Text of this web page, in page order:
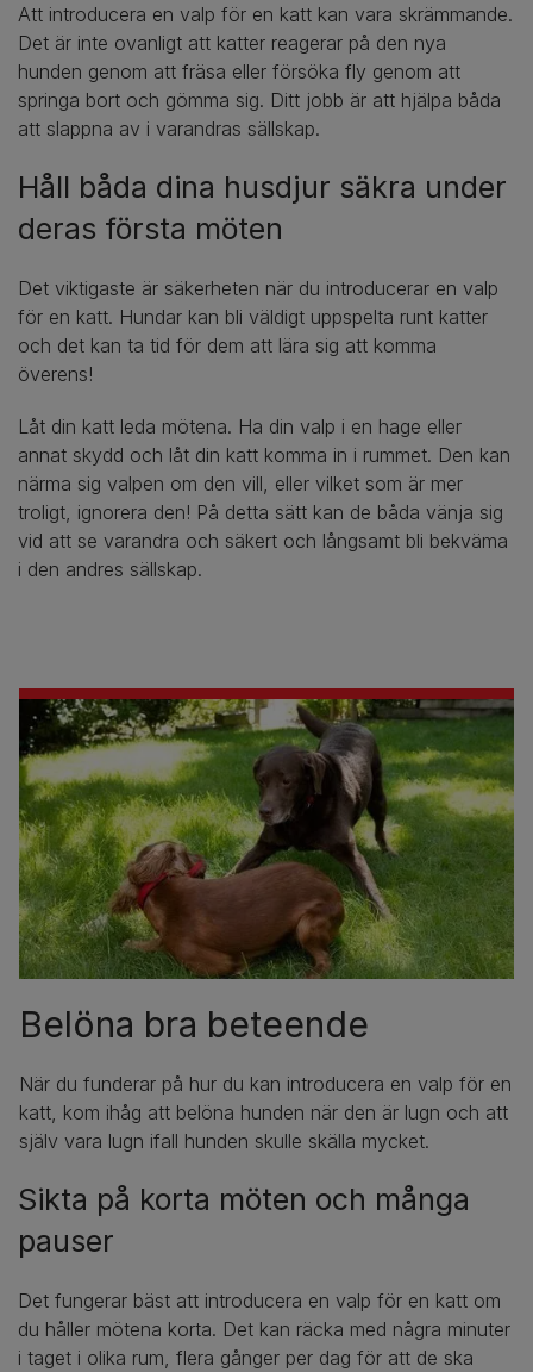
Att introducera en valp för en katt kan vara skrämmande.
Det är inte ovanligt att katter reagerar på den nya
hunden genom att fräsa eller försöka fly genom att
springa bort och gömma sig. Ditt jobb är att hjälpa båda
att slappna av i varandras sällskap.
Håll båda dina husdjur säkra under
deras första möten
Det viktigaste är säkerheten när du introducerar en valp
för en katt. Hundar kan bli väldigt uppspelta runt katter
och det kan ta tid för dem att lära sig att komma
överens!
Låt din katt leda mötena. Ha din valp i en hage eller
annat skydd och låt din katt komma in i rummet. Den kan
närma sig valpen om den vill, eller vilket som är mer
troligt, ignorera den! På detta sätt kan de båda vänja sig
vid att se varandra och säkert och långsamt bli bekväma
i den andres sällskap.
Belöna bra beteende
När du funderar på hur du kan introducera en valp för en
katt, kom ihåg att belöna hunden när den är lugn och att
själv vara lugn ifall hunden skulle skälla mycket.
Sikta på korta möten och många
pauser
Det fungerar bäst att introducera en valp för en katt om
du håller mötena korta. Det kan räcka med några minuter
i taget i olika rum, flera gånger per dag för att de ska